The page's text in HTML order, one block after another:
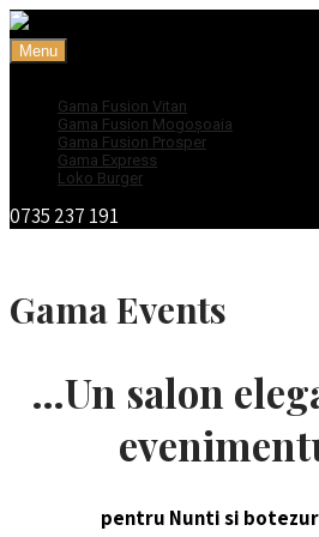
Menu
Gama Fusion Vitan
Gama Fusion Mogoșoaia
Gama Fusion Prosper
Gama Express
Loko Burger
0735 237 191
Gama Events
…Un salon
pentru Nunti si